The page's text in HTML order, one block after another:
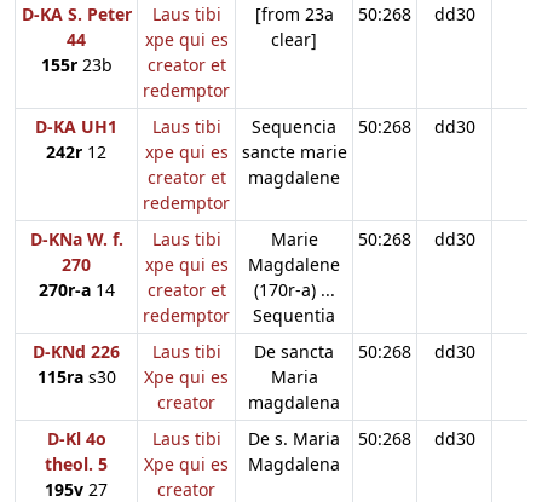
D-KA S. Peter
44
155r23b
Laus tibi
xpe qui es
creator et
redemptor
[from 23a
clear]
50:268 dd30
D-KA UH1
242r 12
Laus tibi
xpe qui es
creator et
redemptor
Sequencia
sancte marie
magdalene
50:268 dd30
D-KNa W. f.
270
270r-a14
Laus tibi
xpe qui es
creator et
redemptor
Marie
Magdalene
(170r-a) ...
Sequentia
50:268 dd30
D-KNd 226
115ras30
Laus tibi
Xpe qui es
creator
De sancta
Maria
magdalena
50:268 dd30
D-Kl 4o
theol. 5
195v 27
Laus tibi
Xpe qui es
creator
De s. Maria
Magdalena
50:268 dd30